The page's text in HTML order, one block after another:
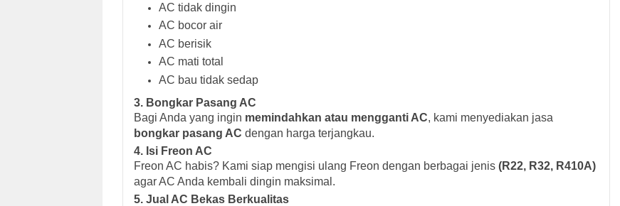
AC tidak dingin
AC bocor air
AC berisik
AC mati total
AC bau tidak sedap
3. Bongkar Pasang AC
Bagi Anda yang ingin memindahkan atau mengganti AC, kami menyediakan jasa
bongkar pasang AC dengan harga terjangkau.
4. Isi Freon AC
Freon AC habis? Kami siap mengisi ulang Freon dengan berbagai jenis (R22, R32, R410A)
agar AC Anda kembali dingin maksimal.
5. Jual AC Bekas Berkualitas